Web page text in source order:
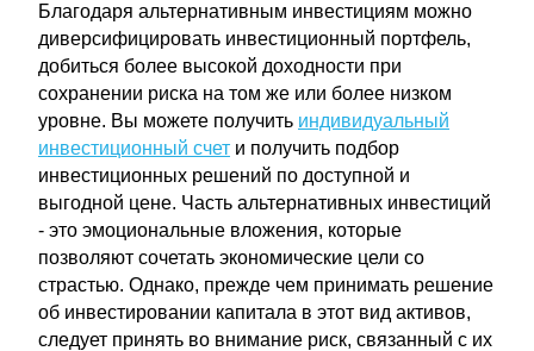
Благодаря альтернативным инвестициям можно
диверсифицировать инвестиционный портфель,
добиться более высокой доходности при
сохранении риска на том же или более низком
уровне. Вы можете получить индивидуальный
инвестиционный счет и получить подбор
инвестиционных решений по доступной и
выгодной цене. Часть альтернативных инвестиций
- это эмоциональные вложения, которые
позволяют сочетать экономические цели со
страстью. Однако, прежде чем принимать решение
об инвестировании капитала в этот вид активов,
следует принять во внимание риск, связанный с их